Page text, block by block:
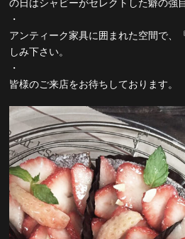
・
アンティーク家具に囲まれた空間で、
しみ下さい。
・
皆様のご来店をお待ちしております。